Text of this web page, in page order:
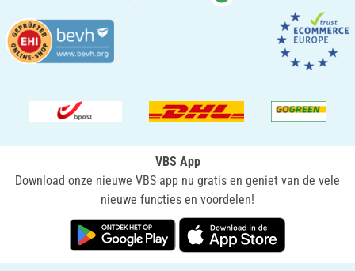
VBS App
Download onze nieuwe VBS app nu gratis en geniet van de vele
nieuwe functies en voordelen!